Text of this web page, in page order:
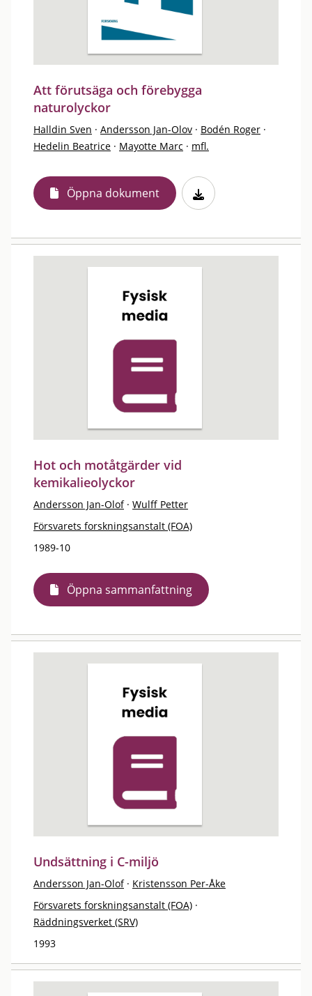
Att förutsäga och förebygga
naturolyckor
Halldin Sven · Andersson Jan-Olov · Bodén Roger ·
Hedelin Beatrice · Mayotte Marc · mfl.
Öppna dokument
Hot och motåtgärder vid
kemikalieolyckor
Andersson Jan-Olof · Wulff Petter
Försvarets forskningsanstalt (FOA)
1989-10
Öppna sammanfattning
Undsättning i C-miljö
Andersson Jan-Olof · Kristensson Per-Åke
Försvarets forskningsanstalt (FOA) ·
Räddningsverket (SRV)
1993